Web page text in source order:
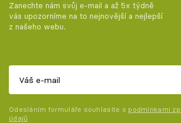
Zanechte nám svůj e-mail a až 5x týdně
vás upozorníme na to nejnovější a nejlepší
z našeho webu.
Odesláním formuláře souhlasíte s podmínkami
údajů